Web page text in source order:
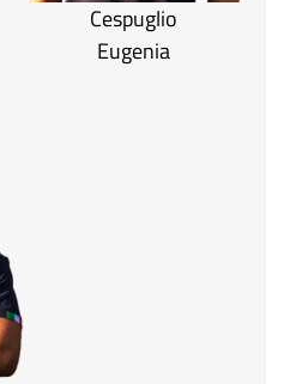
Cespuglio
Eugenia